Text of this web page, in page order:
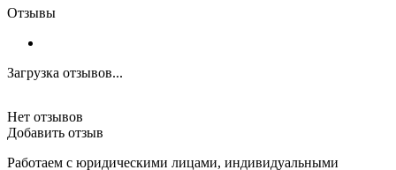
Отзывы
Загрузка отзывов...
Нет отзывов
Добавить отзыв
Работаем с юридическими лицами, индивидуальными